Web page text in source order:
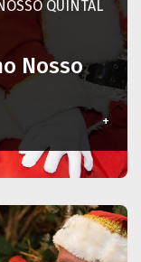
QUINTAL
Nosso
+